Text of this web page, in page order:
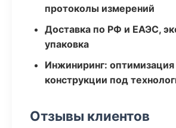
протоколы измерений
Доставка по РФ и ЕАЭС,
упаковка
Инжиниринг: оптимизация
конструкции под
Отзывы клиентов